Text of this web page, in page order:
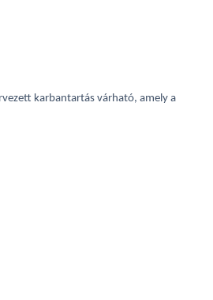
karbantartás várható, amely a